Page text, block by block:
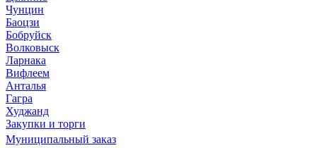
Чунцин
Баоцзи
Бобруйск
Волковыск
Ларнака
Вифлеем
Анталья
Гагра
Худжанд
Закупки и торги
Муниципальный заказ